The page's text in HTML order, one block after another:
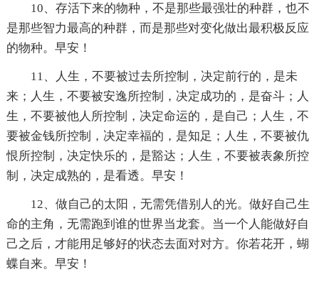
10、存活下来的物种，不是那些最强壮的种群，也不
是那些智力最高的种群，而是那些对变化做出最积极反应
的物种。早安！
11、人生，不要被过去所控制，决定前行的，是未
来；人生，不要被安逸所控制，决定成功的，是奋斗；人
生，不要被他人所控制，决定命运的，是自己；人生，不
要被金钱所控制，决定幸福的，是知足；人生，不要被仇
恨所控制，决定快乐的，是豁达；人生，不要被表象所控
制，决定成熟的，是看透。早安！
12、做自己的太阳，无需凭借别人的光。做好自己生
命的主角，无需跑到谁的世界当龙套。当一个人能做好自
己之后，才能用足够好的状态去面对对方。你若花开，蝴
蝶自来。早安！